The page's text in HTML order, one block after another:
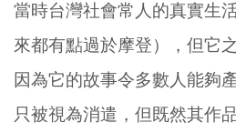
當時台灣社會常人的真實生
來都有點過於摩登），但它
因為它的故事令多數人能夠
只被視為消遣，但既然其作